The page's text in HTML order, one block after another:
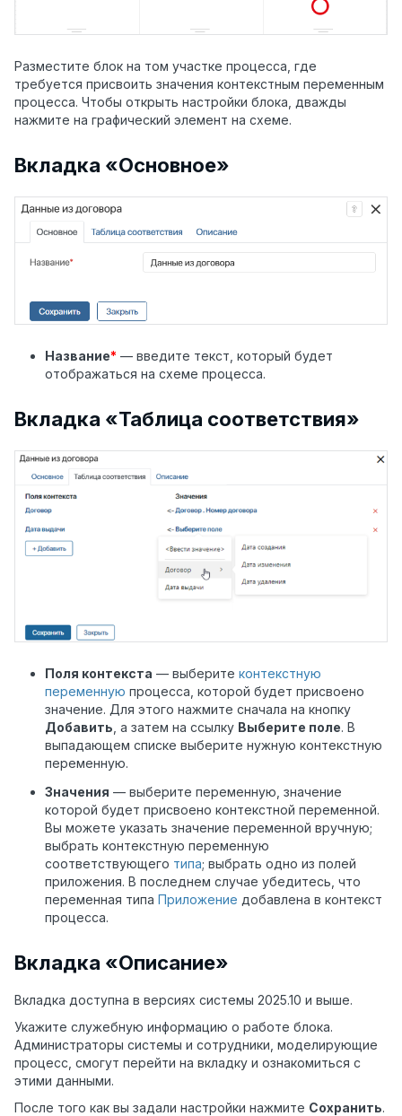
Разместите блок на том участке процесса, где
требуется присвоить значения контекстным переменным
процесса. Чтобы открыть настройки блока, дважды
нажмите на графический элемент на схеме.
Вкладка «Основное»
Название* — введите текст, который будет
отображаться на схеме процесса.
Вкладка «Таблица соответствия»
Поля контекста — выберите контекстную
переменную процесса, которой будет присвоено
значение. Для этого нажмите сначала на кнопку
Добавить , а затем на ссылку Выберите поле. В
выпадающем списке выберите нужную контекстную
переменную.
Значения — выберите переменную, значение
которой будет присвоено контекстной переменной.
Вы можете указать значение переменной вручную;
выбрать контекстную переменную
соответствующего типа; выбрать одно из полей
приложения. В последнем случае убедитесь, что
переменная типа Приложение добавлена в контекст
процесса.
Вкладка «Описание»
Вкладка доступна в версиях системы 2025.10 и выше.
Укажите служебную информацию о работе блока.
Администраторы системы и сотрудники, моделирующие
процесс, смогут перейти на вкладку и ознакомиться с
этими данными.
После того как вы задали настройки нажмите Сохранить.